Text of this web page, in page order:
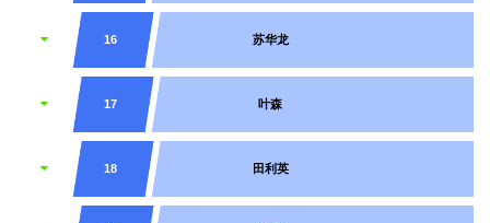
16 苏华龙
17 叶森
18 田利英